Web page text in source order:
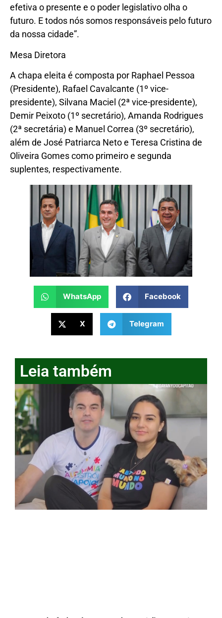
efetiva o presente e o poder legislativo olha o
futuro. E todos nós somos responsáveis pelo futuro
da nossa cidade”.
Mesa Diretora
A chapa eleita é composta por Raphael Pessoa
(Presidente), Rafael Cavalcante (1º vice-
presidente), Silvana Maciel (2ª vice-presidente),
Demir Peixoto (1º secretário), Amanda Rodrigues
(2ª secretária) e Manuel Correa (3º secretário),
além de José Patriarca Neto e Teresa Cristina de
Oliveira Gomes como primeiro e segunda
suplentes, respectivamente.
WhatsApp Facebook
X Telegram
Leia também